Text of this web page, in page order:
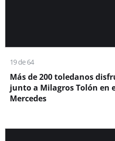
19 de 64
Más de 200 toledanos
junto a Milagros Tolón en
Mercedes